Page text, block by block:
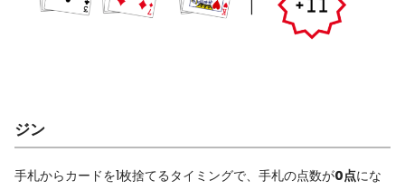
ジン
手札からカードを1枚捨てるタイミングで、手札の点数が0点にな